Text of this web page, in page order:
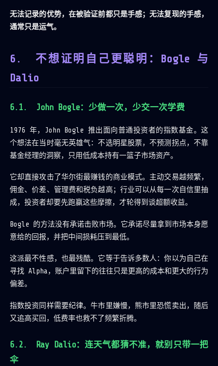
无法记录的优势，在被验证前都只是手感；无法复现的手感，
通常只是运气。
不想证明自己更聪明：Bogle 与
Dalio
John Bogle：少做一次，少交一次学费
1976 年，John Bogle 推出面向普通投资者的指数基金。这
个想法在当时毫无英雄气：不选明星股票，不预测拐点，不靠
基金经理的洞察，只用低成本持有一篮子市场资产。
它却直接攻击了华尔街最赚钱的商业模式。主动交易越频繁，
佣金、价差、管理费和税负越高；行业可以从每一次自信里抽
成，投资者却要先跑赢这些摩擦，才轮得到谈超额收益。
Bogle 的方法没有承诺击败市场。它承诺尽量拿到市场本身愿
意给的回报，并把中间损耗压到最低。
这派最不性感，也最残酷。它等于告诉多数人：你以为自己在
寻找 Alpha，账户里留下的往往只是更高的成本和更大的行为
偏差。
指数投资同样需要纪律。牛市里嫌慢，熊市里恐慌卖出，随后
又追高买回，低费率也救不了频繁折腾。
Ray Dalio：连天气都猜不准，就别只带一把
伞